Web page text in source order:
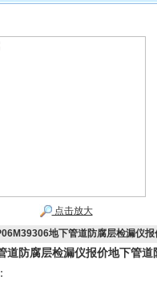
点击放大
地下管道防腐层检漏仪报
道防腐层检漏仪报价地下管道